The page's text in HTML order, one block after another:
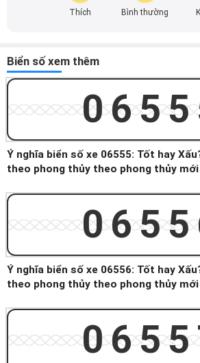
Thích Bình thường
Biển số xem thêm
Ý nghĩa biển số xe 06555: Tốt hay
theo phong thủy theo phong thủy
Ý nghĩa biển số xe 06556: Tốt hay
theo phong thủy theo phong thủy